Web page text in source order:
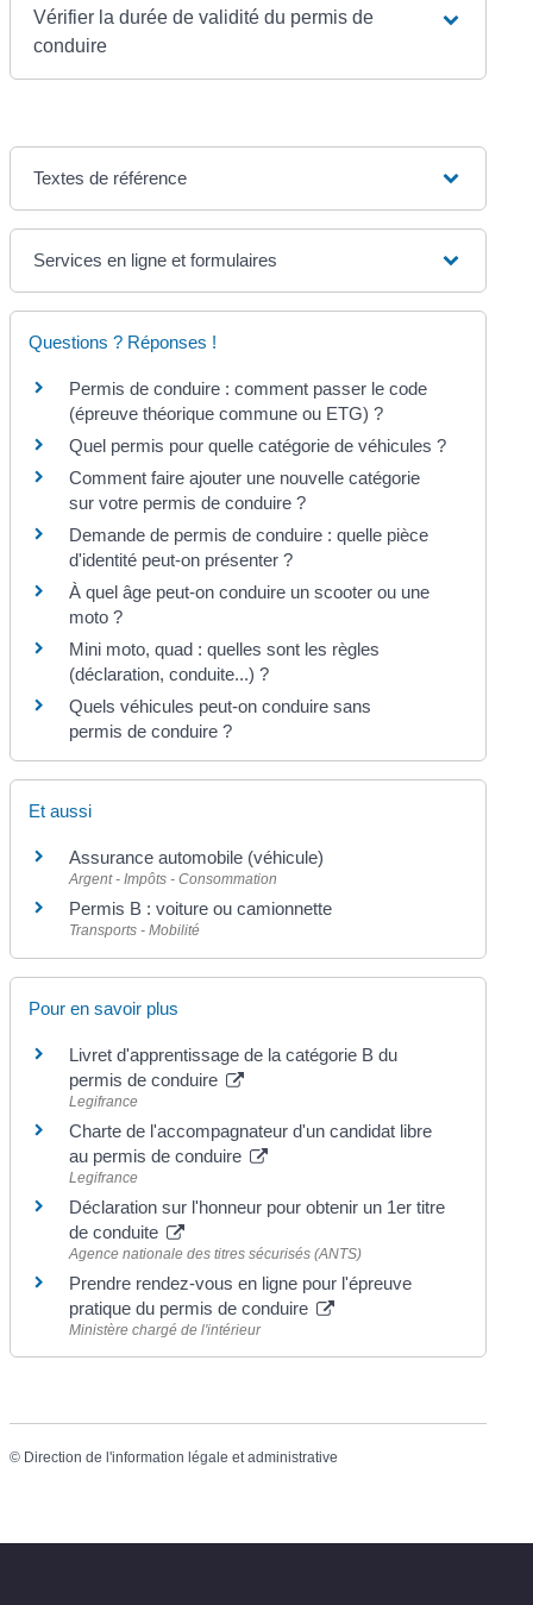
Vérifier la durée de validité du permis de
conduire
Textes de référence
Services en ligne et formulaires
Questions ? Réponses !
Permis de conduire : comment passer le code
(épreuve théorique commune ou ETG) ?
Quel permis pour quelle catégorie de véhicules ?
Comment faire ajouter une nouvelle catégorie
sur votre permis de conduire ?
Demande de permis de conduire : quelle pièce
d'identité peut-on présenter ?
À quel âge peut-on conduire un scooter ou une
moto ?
Mini moto, quad : quelles sont les règles
(déclaration, conduite...) ?
Quels véhicules peut-on conduire sans
permis de conduire ?
Et aussi
Assurance automobile (véhicule)
Argent - Impôts - Consommation
Permis B : voiture ou camionnette
Transports - Mobilité
Pour en savoir plus
Livret d'apprentissage de la catégorie B du
permis de conduire
Legifrance
Charte de l'accompagnateur d'un candidat libre
au permis de conduire
Legifrance
Déclaration sur l'honneur pour obtenir un 1er titre
de conduite
Agence nationale des titres sécurisés (ANTS)
Prendre rendez-vous en ligne pour l'épreuve
pratique du permis de conduire
Ministère chargé de l'intérieur
© Direction de l'information légale et administrative